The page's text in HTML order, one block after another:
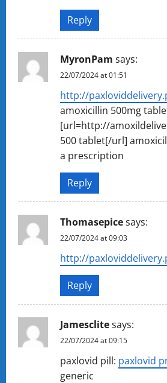
Reply
MyronPam says:
22/07/2024 at 01:51
http://
amoxicillin 500mg
[url=http://
500 tablet[/url]
a prescription
Reply
Thomasepicesays:
22/07/2024 at 09:03
http://
Reply
Jamesclitesays:
22/07/2024 at 09:15
paxlovid pill: paxlovid
generic